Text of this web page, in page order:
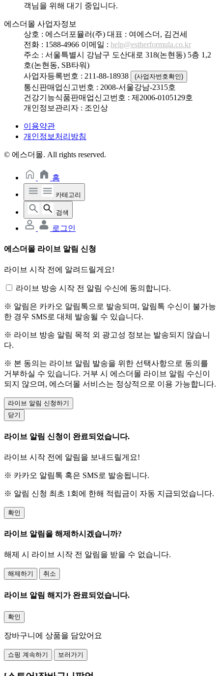
객님을 위해 대기 중입니다.
에스더몰 사업자정보
상호 : 에스더포뮬러(주) 대표 : 여에스더, 김건세
전화 : 1588-4966 이메일 : help@estherformula.co.kr
주소 : 서울특별시 강남구 도산대로 318(논현동) 5층 1,2
호(논현동, SB타워)
사업자등록번호 : 211-88-18938
(사업자번호확인)
통신판매업신고번호 : 2008-서울강남-2315호
건강기능식품판매업신고번호 : 제2006-0105129호
개인정보관리자 : 조인상
이용약관
개인정보처리방침
© 에스더몰. All rights reserved.
홈
카테고리
검색
로그인
에스더몰 라이브 알림 신청
라이브 시작 전에 알려드릴게요!
라이브 방송 시작 전 알림 수신에 동의합니다.
※ 알림은 카카오 알림톡으로 발송되며, 알림톡 수신이 불가능
한 경우 SMS로 대체 발송될 수 있습니다.
※ 라이브 방송 알림 목적 외 광고성 정보는 발송되지 않습니
다.
※ 본 동의는 라이브 알림 발송을 위한 선택사항으로 동의를
거부하실 수 있습니다. 거부 시 에스더몰 라이브 알림 수신이
되지 않으며, 에스더몰 서비스는 정상적으로 이용 가능합니다.
라이브 알림 신청하기
닫기
라이브 알림 신청이 완료되었습니다.
라이브 시작 전에 알림을 보내드릴게요!
※ 카카오 알림톡 혹은 SMS로 발송됩니다.
※ 알림 신청 최초 1회에 한해 적립금이 자동 지급되었습니다.
확인
라이브 알림을 해제하시겠습니까?
해제 시 라이브 시작 전 알림을 받을 수 없습니다.
해제하기 취소
라이브 알림 해지가 완료되었습니다.
확인
장바구니에 상품을 담았어요
쇼핑 계속하기 보러가기